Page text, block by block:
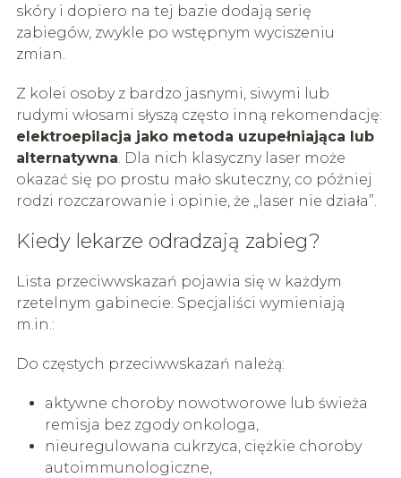
skóry i dopiero na tej bazie dodają serię
zabiegów, zwykle po wstępnym wyciszeniu
zmian.
Z kolei osoby z bardzo jasnymi, siwymi lub
rudymi włosami słyszą często inną rekomendację:
elektroepilacja jako metoda uzupełniająca lub
alternatywna. Dla nich klasyczny laser może
okazać się po prostu mało skuteczny, co później
rodzi rozczarowanie i opinie, że „laser nie działa”.
Kiedy lekarze odradzają zabieg?
Lista przeciwwskazań pojawia się w każdym
rzetelnym gabinecie. Specjaliści wymieniają
m.in.:
Do częstych przeciwwskazań należą:
aktywne choroby nowotworowe lub świeża
remisja bez zgody onkologa,
nieuregulowana cukrzyca, ciężkie choroby
autoimmunologiczne,